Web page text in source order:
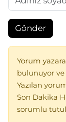
Gönder
Yorum
bulunuyor
Yazılan
Son Dakika
sorumlu